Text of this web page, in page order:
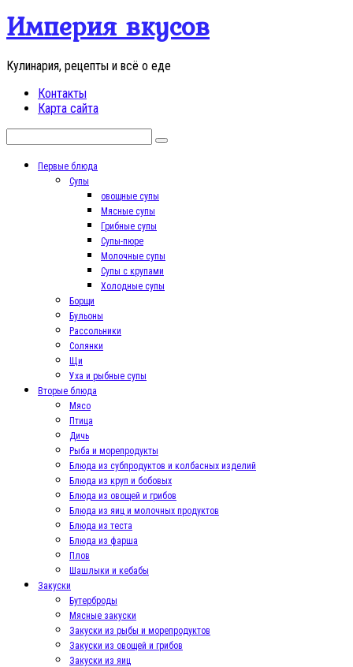
Перейти
контенту
Империя вкусов
Кулинария, рецепты и всё о еде
Контакты
Карта сайта
Первые блюда
Супы
овощные супы
Мясные супы
Грибные супы
Супы-пюре
Молочные супы
Супы с крупами
Холодные супы
Борщи
Бульоны
Рассольники
Солянки
Щи
Уха и рыбные супы
Вторые блюда
Мясо
Птица
Дичь
Рыба и морепродукты
Блюда из субпродуктов и колбасных изделий
Блюда из круп и бобовых
Блюда из овощей и грибов
Блюда из яиц и молочных продуктов
Блюда из теста
Блюда из фарша
Плов
Шашлыки и кебабы
Закуски
Бутерброды
Мясные закуски
Закуски из рыбы и морепродуктов
Закуски из овощей и грибов
Закуски из яиц